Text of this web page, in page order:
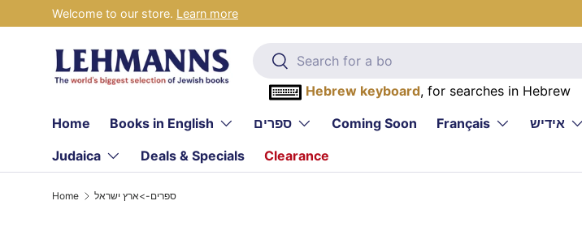
Skip to content
Welcome to our store. Learn more
Search
Search
Hebrew keyboard, for searches in Hebrew
Home Books in English ספרים Coming Soon Français אידיש
Judaica
Deals & Specials Clearance
Home ספרים->ארץ ישראל